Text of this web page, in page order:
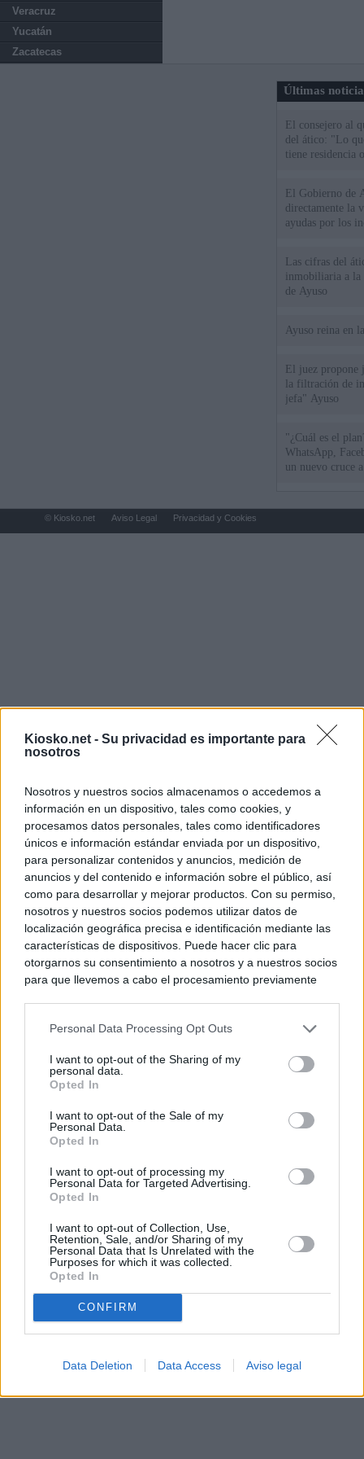
Kiosko.net - Su privacidad es importante para
nosotros
Nosotros y nuestros socios almacenamos o accedemos a
información en un dispositivo, tales como cookies, y
procesamos datos personales, tales como identificadores
únicos e información estándar enviada por un dispositivo,
para personalizar contenidos y anuncios, medición de
anuncios y del contenido e información sobre el público, así
como para desarrollar y mejorar productos. Con su permiso,
nosotros y nuestros socios podemos utilizar datos de
localización geográfica precisa e identificación mediante las
características de dispositivos. Puede hacer clic para
otorgarnos su consentimiento a nosotros y a nuestros socios
para que llevemos a cabo el procesamiento previamente
negar su consentimiento. Tenga en cuenta que algún
de su consentimiento, pero usted tiene el derecho de
rechazar tal procesamiento. Sus preferencias se aplicarán
cualquier momento entrando de nuevo en este sitio web o
visitando nuestra política de privacidad.
Personal Data Processing Opt Outs
I want to opt-out of the Sharing of my
personal data.
Opted In
I want to opt-out of the Sale of my
Personal Data.
Opted In
I want to opt-out of processing my
Personal Data for Targeted Advertising.
Opted In
I want to opt-out of Collection, Use,
Retention, Sale, and/or Sharing of my
Personal Data that Is Unrelated with the
Purposes for which it was collected.
Opted In
CONFIRM
Data Deletion Data Access Aviso legal
Veracruz
Yucatán
Zacatecas
Últimas
El consejero al
del ático: "Lo
tiene residencia
El Gobierno de
directamente la
ayudas por los
Las cifras del
inmobiliaria a la
de Ayuso
Ayuso reina en
El juez propone
la filtración de
jefa" Ayuso
"¿Cuál es el
WhatsApp,
un nuevo cruce
© Kiosko.net Aviso Legal Privacidad y Cookies